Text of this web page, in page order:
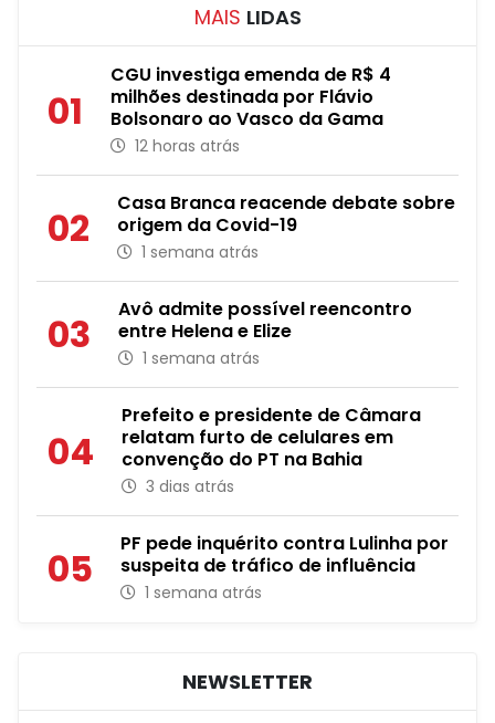
MAIS LIDAS
01
CGU investiga emenda de R$ 4
milhões destinada por Flávio
Bolsonaro ao Vasco da Gama
12 horas atrás
02
Casa Branca reacende debate sobre
origem da Covid-19
1 semana atrás
03
Avô admite possível reencontro
entre Helena e Elize
1 semana atrás
04
Prefeito e presidente de Câmara
relatam furto de celulares em
convenção do PT na Bahia
3 dias atrás
05
PF pede inquérito contra Lulinha por
suspeita de tráfico de influência
1 semana atrás
NEWSLETTER